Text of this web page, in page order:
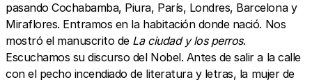
pasando Cochabamba, Piura, París, Londres, Barcelona y
Miraflores. Entramos en la habitación donde nació. Nos
mostró el manuscrito de La ciudad y los perros.
Escuchamos su discurso del Nobel. Antes de salir a la calle
con el pecho incendiado de literatura y letras, la mujer de